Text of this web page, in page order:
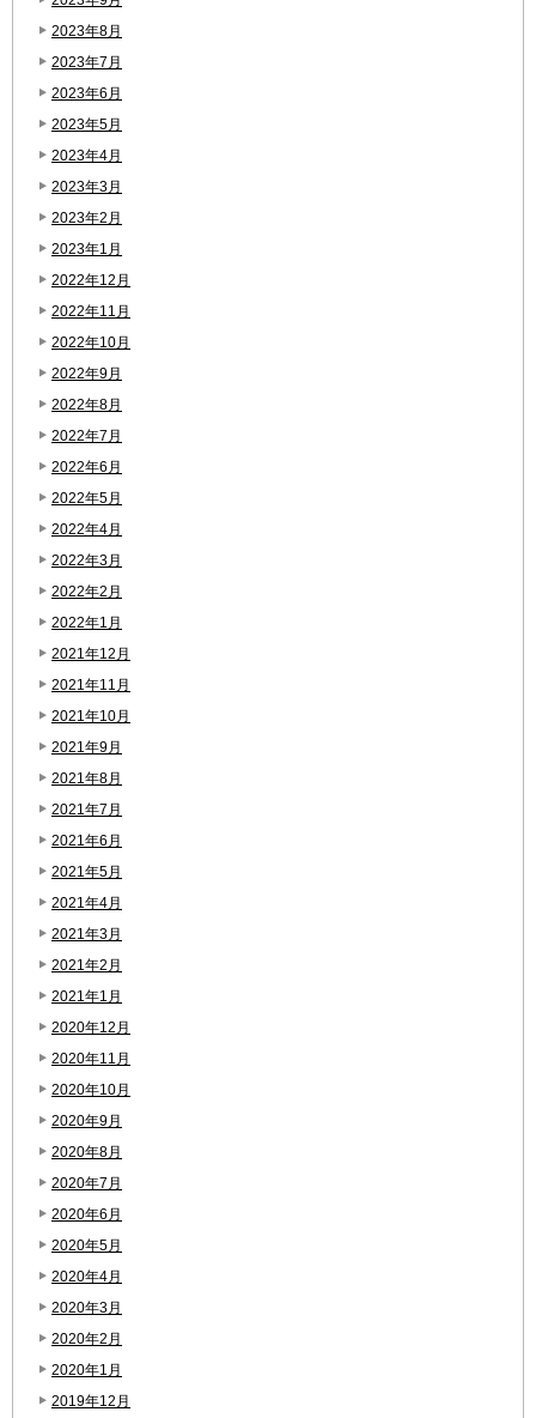
2023年8月
2023年7月
2023年6月
2023年5月
2023年4月
2023年3月
2023年2月
2023年1月
2022年12月
2022年11月
2022年10月
2022年9月
2022年8月
2022年7月
2022年6月
2022年5月
2022年4月
2022年3月
2022年2月
2022年1月
2021年12月
2021年11月
2021年10月
2021年9月
2021年8月
2021年7月
2021年6月
2021年5月
2021年4月
2021年3月
2021年2月
2021年1月
2020年12月
2020年11月
2020年10月
2020年9月
2020年8月
2020年7月
2020年6月
2020年5月
2020年4月
2020年3月
2020年2月
2020年1月
2019年12月